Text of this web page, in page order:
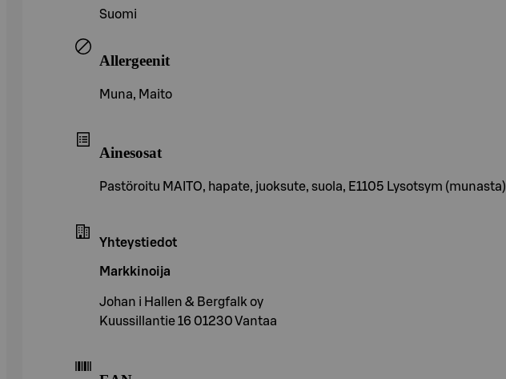
Suomi
Allergeenit
Muna, Maito
Ainesosat
Pastöroitu MAITO, hapate, juoksute, suola, E1105 Lysotsym (munasta)
Yhteystiedot
Markkinoija
Johan i Hallen & Bergfalk oy
Kuussillantie 16 01230 Vantaa